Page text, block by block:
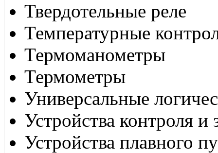
Твердотельные реле
Температурные
Термоманометры
Термометры
Универсальные
Устройства контроля
Устройства плавного